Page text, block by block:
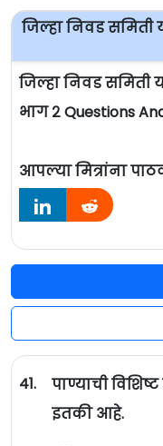
जिल्हा निवड समिती
जिल्हा निवड समिती
भाग २ Questions
आपल्या मित्रांना
41.
पाण्याची
इतकी आहे.